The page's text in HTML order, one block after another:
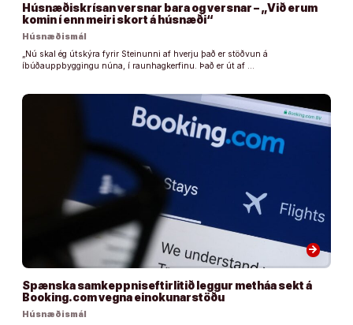
Húsnæðiskrísan versnar bara og versnar – „Við erum
komin í enn meiri skort á húsnæði“
Húsnæðismál
„Nú skal ég útskýra fyrir Steinunni af hverju það er stöðvun á
íbúðauppbyggingu núna, í raunhagkerfinu. Það er út af …
arrow_forward
Spænska samkeppniseftirlitið leggur metháa sekt á
Booking.com vegna einokunarstöðu
Húsnæðismál